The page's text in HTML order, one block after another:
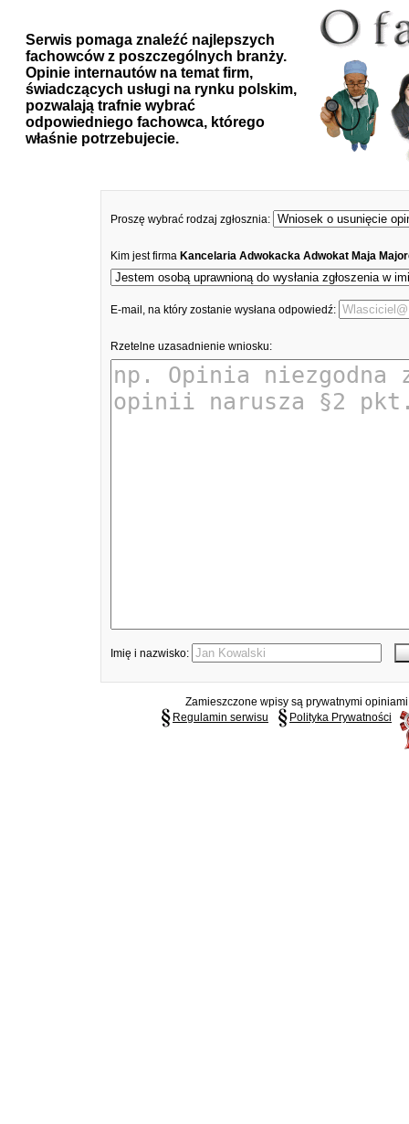
Serwis pomaga znaleźć najlepszych
fachowców z poszczególnych branży.
Opinie internautów na temat firm,
świadczących usługi na rynku polskim,
pozwalają trafnie wybrać
odpowiedniego fachowca, którego
właśnie potrzebujecie.
Proszę wybrać rodzaj zgłosznia:
Kim jest firma Kancelaria Adwokacka Adwokat Maja
E-mail, na który zostanie wysłana odpowiedź:
Rzetelne uzasadnienie wniosku:
Imię i nazwisko:
Zamieszczone wpisy są prywatnymi
Regulamin serwisu
Polityka Prywatności